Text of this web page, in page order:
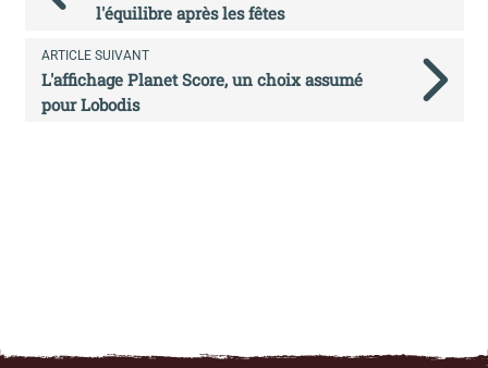
l'équilibre après les fêtes
ARTICLE SUIVANT
L'affichage Planet Score, un choix assumé
pour Lobodis